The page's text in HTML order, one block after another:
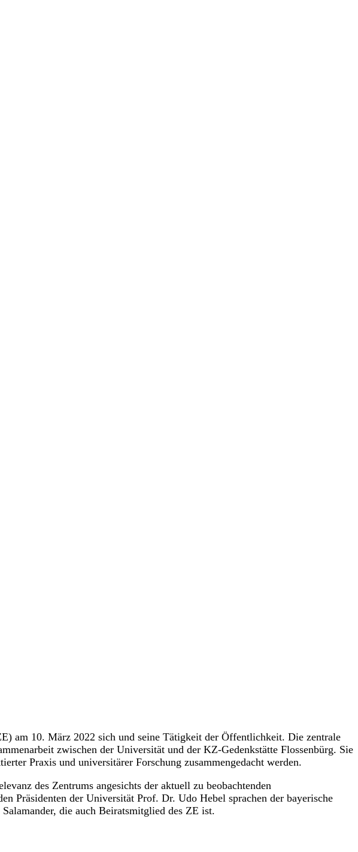
am 10. März 2022 sich und seine Tätigkeit der Öffentlichkeit. Die zentrale
zwischen der Universität und der KZ-Gedenkstätte Flossenbürg. Sie
Praxis und universitärer Forschung zusammengedacht werden.
des Zentrums angesichts der aktuell zu beobachtenden
Präsidenten der Universität Prof. Dr. Udo Hebel sprachen der bayerische
die auch Beiratsmitglied des ZE ist.